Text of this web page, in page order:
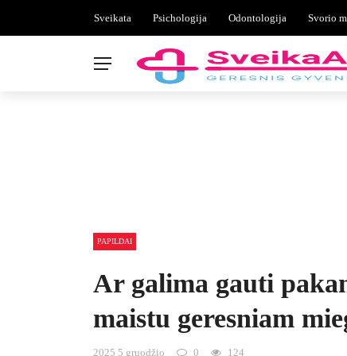
Sveikata Psichologija Odontologija Svorio
PAPILDAI
Ar galima gauti
maistu geresniam
2025 5 gruodžio 0 124